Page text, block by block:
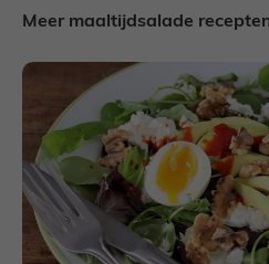
Meer maaltijdsalade